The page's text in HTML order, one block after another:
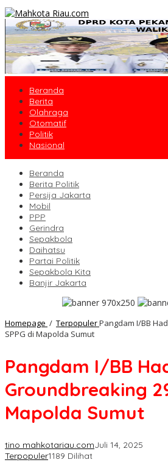
Beranda
Berita
Olahraga
Otomatif
Politik
Nasional
Beranda
Berita Politik
Persija Jakarta
Mobil
PPP
Gerindra
Sepakbola
Daihatsu
Partai Politik
Sepakbola Kita
Banjir Jakarta
Homepage / TerpopulerPangdam I/BB
SPPG di Mapolda Sumut
Pangdam I/BB
Groundbreaking
Mapolda Sumut
tino mahkotariau.comJuli 14, 2025
Terpopuler1189 Dilihat